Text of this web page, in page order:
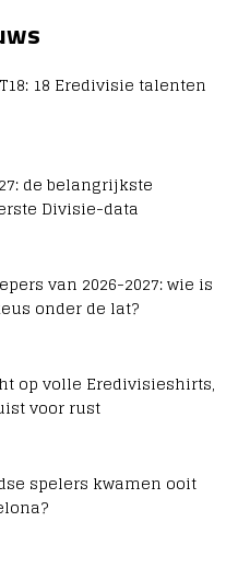
18 Eredivisie talenten
de belangrijkste
Divisie-data
van 2026-2027: wie is
onder de lat?
op volle Eredivisieshirts,
voor rust
spelers kwamen ooit